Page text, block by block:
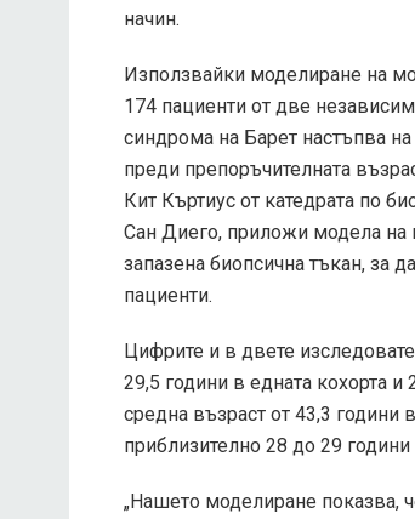
начин.
Използвайки моделиране на
174 пациенти от две
синдрома на Барет настъпва
преди препоръчителната
Кит Къртиус от катедрата по
Сан Диего, приложи модела на
запазена биопсична тъкан, за
пациенти.
Цифрите и в двете
29,5 години в едната кохорта
средна възраст от 43,3 години
приблизително 28 до 29
„Нашето моделиране показва,